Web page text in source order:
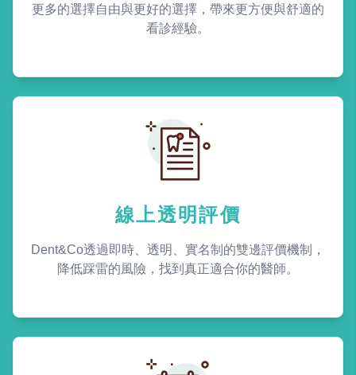
更多的選擇自由與更好的選擇，帶來更方便與舒適的
看診經驗。
線上透明評價
Dent&Co透過即時、透明、實名制的雙邊評價機制，
降低踩雷的風險，找到真正適合你的醫師。